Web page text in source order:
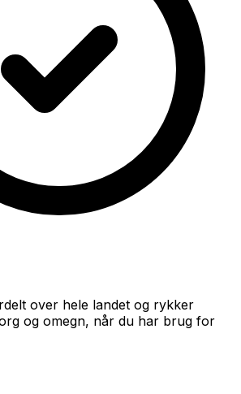
over hele landet og rykker
og omegn, når du har brug for